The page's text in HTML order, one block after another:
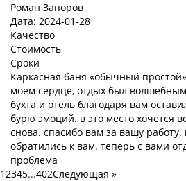
Роман Запоров
Дата: 2024-01-28
Качество
Стоимость
Сроки
Каркасная баня «обычный
моем сердце, отдых был
бухта и отель благодаря вам
бурю эмоций. в это место хочется
снова. спасибо вам за вашу
обратились к вам. теперь с вами
проблема
12345...402Следующая »